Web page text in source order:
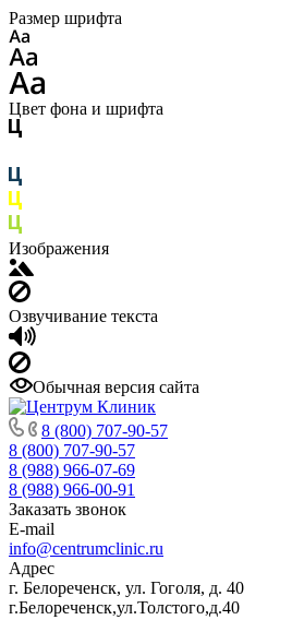
Размер шрифта
Цвет фона и шрифта
Изображения
Озвучивание текста
Обычная версия сайта
8 (800) 707-90-57
8 (800) 707-90-57
8 (988) 966-07-69
8 (988) 966-00-91
Заказать звонок
E-mail
info@centrumclinic.ru
Адрес
г. Белореченск, ул. Гоголя, д. 40
г.Белореченск,ул.Толстого,д.40